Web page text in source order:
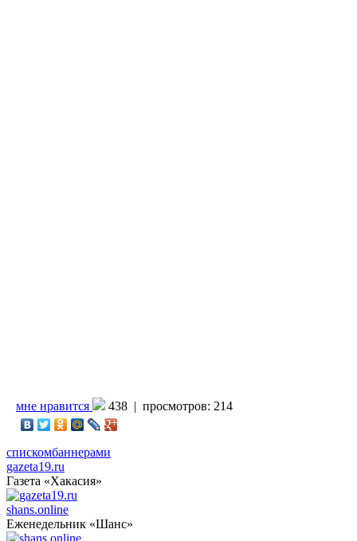
мне нравится 438 | просмотров: 214
спискомбаннерами
gazeta19.ru
Газета «Хакасия»
shans.online
Еженедельник «Шанс»